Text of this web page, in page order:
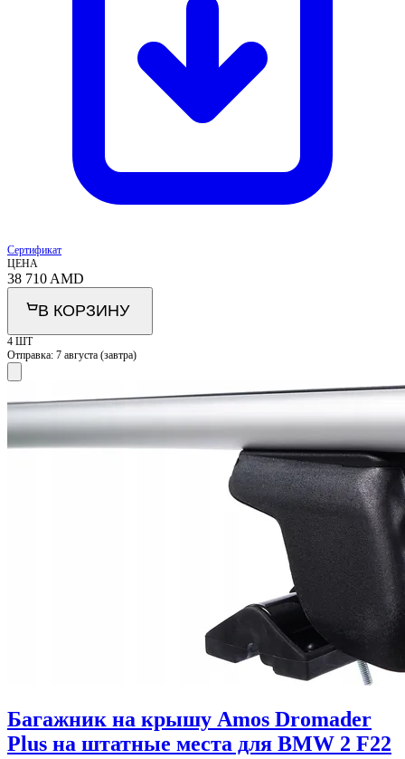
Сертификат
ЦЕНА
38 710 AMD
В КОРЗИНУ
4 ШТ
Отправка: 7 августа (завтра)
Багажник на крышу Amos Dromader
Plus на штатные места для BMW 2 F22